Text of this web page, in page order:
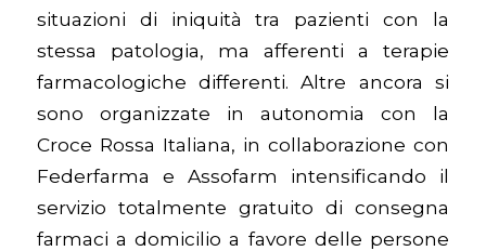
situazioni di iniquità tra pazienti con la
stessa patologia, ma afferenti a terapie
farmacologiche differenti. Altre ancora si
sono organizzate in autonomia con la
Croce Rossa Italiana, in collaborazione con
Federfarma e Assofarm intensificando il
servizio totalmente gratuito di consegna
farmaci a domicilio a favore delle persone